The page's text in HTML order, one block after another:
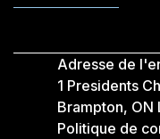
Adresse de
1 Presidents
Brampton, ON
Politique de